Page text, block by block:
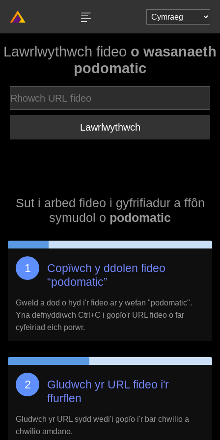
Lawrlwythwch fideo o wasanaeth
podomatic
Lawrlwythwch
Sut i arbed fideo i gyfrifiadur a ffôn
symudol o podomatic
Copïwch y ddolen fideo
“podomatic”
Gweld a dod o hyd i'r fideo ar y wefan "podomatic".
Yna defnyddiwch Ctrl+C i gopïo'r URL fideo o far
cyfeiriad eich porwr.
Gludwch yr URL fideo i'r
ffurflen
Gludwch yr URL sydd wedi'i gopïo i'r bar chwilio a
chwilio amdano.